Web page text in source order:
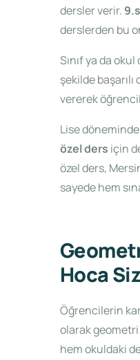
dersler verir.
derslerden bu
Sınıf ya da
şekilde
vererek
Lise
özel ders için
özel ders,
sayede hem
Hoca
Öğrencilerin
olarak
hem okuldaki